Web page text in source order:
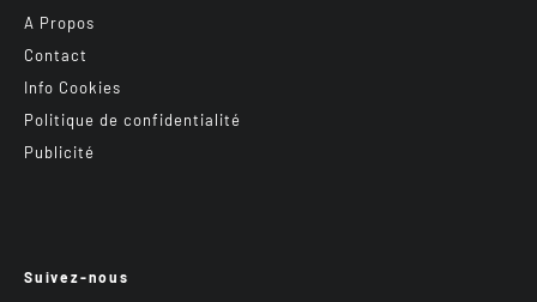
A Propos
Contact
Info Cookies
Politique de confidentialité
Publicité
Suivez-nous